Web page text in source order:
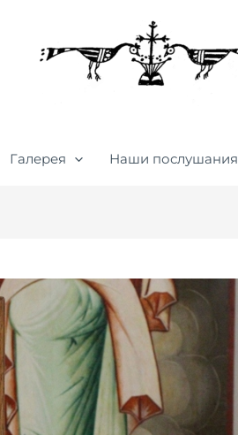
Галерея Наши послушания